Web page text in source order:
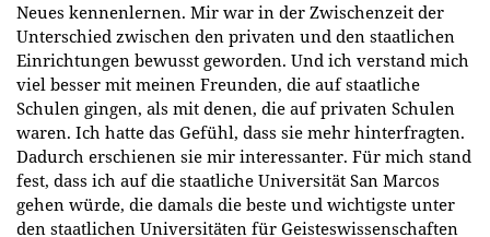
Neues kennenlernen. Mir war in der Zwischenzeit der
Unterschied zwischen den privaten und den staatlichen
Einrichtungen bewusst geworden. Und ich verstand mich
viel besser mit meinen Freunden, die auf staatliche
Schulen gingen, als mit denen, die auf privaten Schulen
waren. Ich hatte das Gefühl, dass sie mehr hinterfragten.
Dadurch erschienen sie mir interessanter. Für mich stand
fest, dass ich auf die staatliche Universität San Marcos
gehen würde, die damals die beste und wichtigste unter
den staatlichen Universitäten für Geisteswissenschaften